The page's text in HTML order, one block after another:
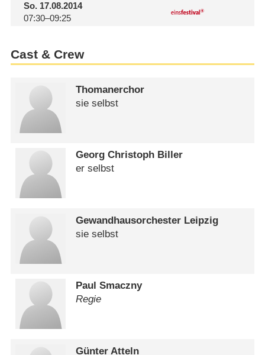
So.17.08.2014
07:30–09:25
Cast & Crew
Thomanerchor
sie selbst
Georg Christoph Biller
er selbst
Gewandhausorchester Leipzig
sie selbst
Paul Smaczny
Regie
Günter Atteln